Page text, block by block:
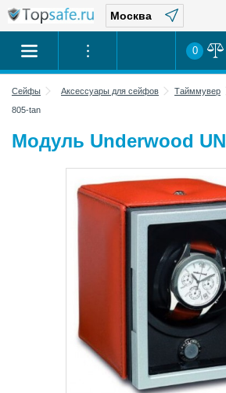
0
Сейфы Аксессуары для сейфов Тайммувер
805-tan
Модуль Underwood